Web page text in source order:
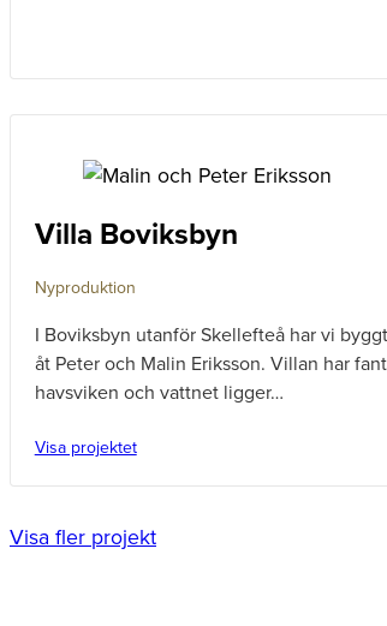
Villa Boviksbyn
Nyproduktion
I Boviksbyn utanför Skellefteå har vi
åt Peter och Malin Eriksson. Villan har
havsviken och vattnet ligger…
Visa projektet
Visa fler projekt